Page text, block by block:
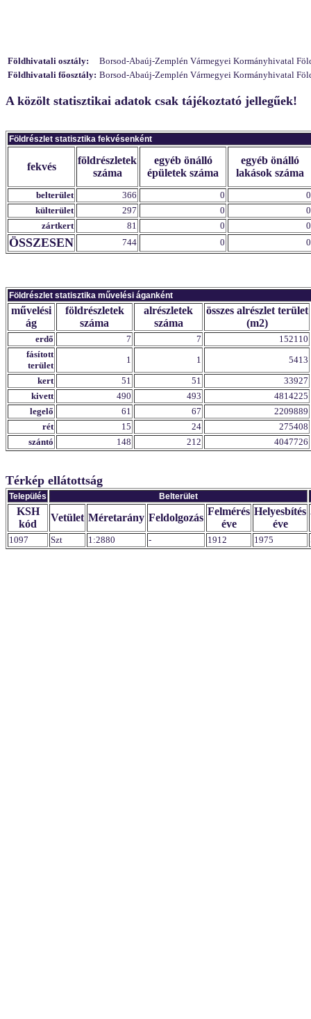
Földhivatali osztály:
Borsod-Abaúj-Zemplén Vármegyei Kormányhivatal
Földhivatali főosztály: Borsod-Abaúj-Zemplén Vármegyei Kormányhivatal
A közölt statisztikai adatok csak tájékoztató jellegűek!
Földrészlet statisztika fekvésenként
fekvés
földrészletek
száma
egyéb önálló
épületek száma
egyéb önálló
lakások száma
belterület 366 0
0
külterület
297 0
0
zártkert
81 0 0
ÖSSZESEN 744 0 0
Földrészlet statisztika művelési áganként
művelési
ág
földrészletek
száma
alrészletek
száma
összes alrészlet terület
(m2)
erdő 7 7
152110
fásított
terület
1 1
5413
kert
51 51
33927
kivett
490 493
4814225
legelő
61 67
2209889
rét
15 24
275408
szántó
148 212 4047726
Térkép ellátottság
Település Belterület
KSH
kód
Vetület Méretarány Feldolgozás
Felmérés
éve
Helyesbítés
éve
1097 Szt 1:2880 - 1912 1975